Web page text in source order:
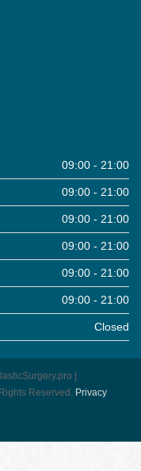
09:00 - 21:00
09:00 - 21:00
09:00 - 21:00
09:00 - 21:00
09:00 - 21:00
09:00 - 21:00
Closed
|
Reserved. Pri­vacy